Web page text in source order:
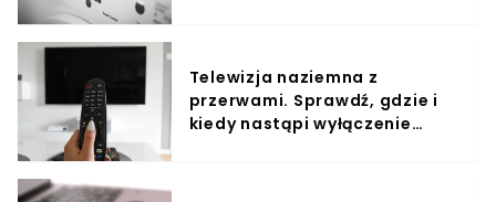
Telewizja naziemna z
przerwami. Sprawdź, gdzie i
kiedy nastąpi wyłączenie